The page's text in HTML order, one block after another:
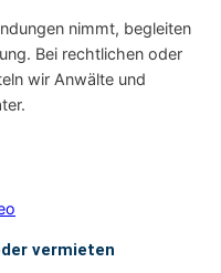
nimmt, begleiten
Bei rechtlichen oder
wir Anwälte und
vermieten